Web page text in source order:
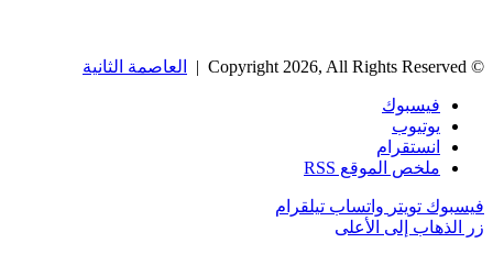
© Copyright 2026, All Rights Reserved | العاصمة الثانية
فيسبوك
يوتيوب
انستقرام
ملخص الموقع RSS
فيسبوك تويتر واتساب تيلقرام
زر الذهاب إلى الأعلى